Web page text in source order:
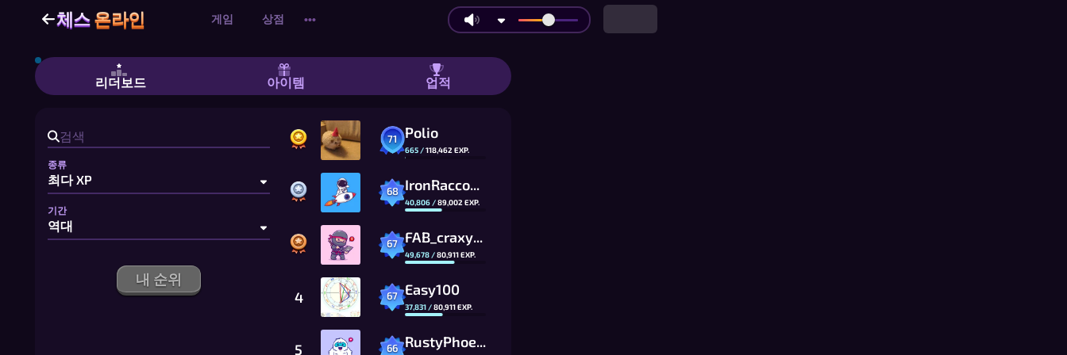
체스온라인
체스온라인 게임 상점 •••
체스 온라인 - 친구와 둘이서 즐기는 무료 2인용 체스, 브라우저에서 바로 | 리더보드
리더보드 아이템 업적
종류
기간
내 순위
71 Polio
665 /118,462 EXP.
68 IronRaccoonXlwW_CG
40,806 /89,002 EXP.
67 FAB_craxygames_CG
49,678 /80,911EXP.
4 67 Easy100
37,831 /80,911EXP.
5 66 RustyPhoenix3ih4_CG